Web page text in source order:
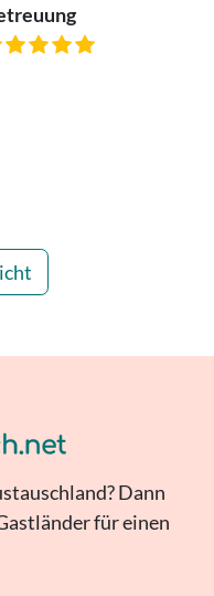
Dann
für einen